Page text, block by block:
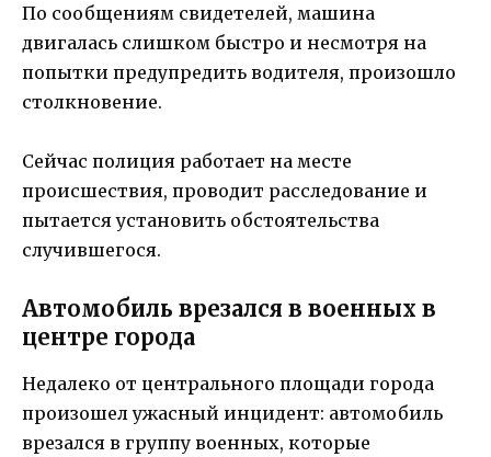
По сообщениям свидетелей, машина
двигалась слишком быстро и несмотря на
попытки предупредить водителя, произошло
столкновение.
Сейчас полиция работает на месте
происшествия, проводит расследование и
пытается установить обстоятельства
случившегося.
Автомобиль врезался в военных в
центре города
Недалеко от центрального площади города
произошел ужасный инцидент: автомобиль
врезался в группу военных, которые